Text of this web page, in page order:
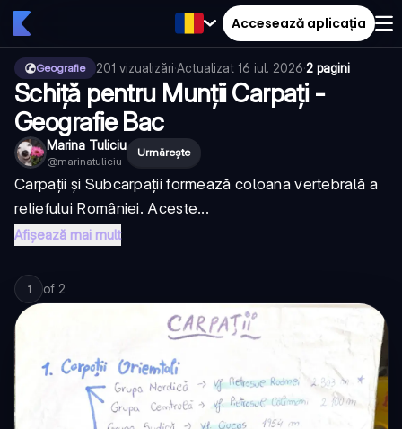
Accesează aplicația
Geografie 201 vizualizări·Actualizat 16 iul. 2026·2 pagini
Schiță pentru Munții Carpați -
Geografie Bac
Marina Tuliciu
@marinatuliciu
Urmărește
Carpații și Subcarpații formează coloana vertebrală a
reliefului României. Aceste...
Afișează mai mult
1 of 2